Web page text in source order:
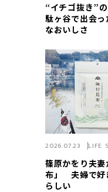
“イチゴ抜き”
駄ヶ谷で出会
なおいしさ
篠原かをり夫
布」 夫婦で好
らしい
2026.07.23 LIFE